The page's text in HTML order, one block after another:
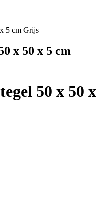
5 cm Grijs
x 50 x 5 cm
50 x 50 x